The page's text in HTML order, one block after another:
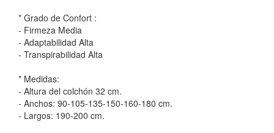
* Grado de Confort :
- Firmeza Media
- Adaptabilidad Alta
- Transpirabilidad Alta
* Medidas:
- Altura del colchón 32 cm.
- Anchos: 90-105-135-150-160-180 cm.
- Largos: 190-200 cm.